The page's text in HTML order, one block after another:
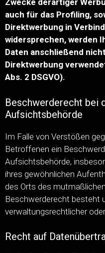
Zwecke derartiger
auch für das Profiling,
Direktwerbung in
widersprechen, werden
Daten anschließend
Direktwerbung
Abs. 2 DSGVO).
Beschwerderecht bei
Aufsichtsbehörde
Im Falle von Verstößen
Betroffenen ein
Aufsichtsbehörde,
ihres gewöhnlichen
des Orts des
Beschwerderecht besteht
verwaltungsrechtlicher
Recht auf